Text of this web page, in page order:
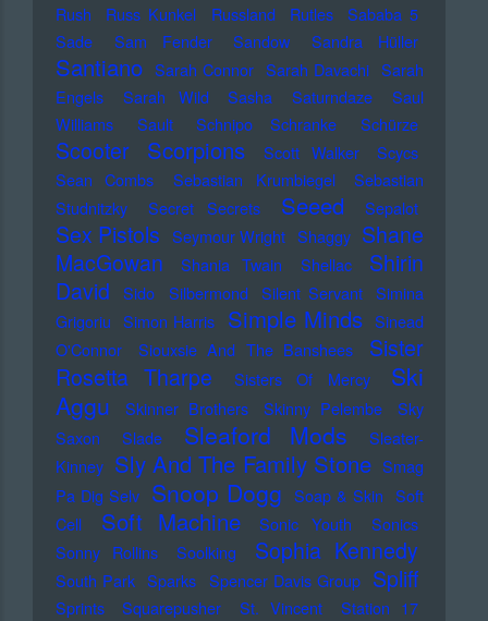
Rush
Russ Kunkel Russland Rutles
Sababa 5
Sade
Sam Fender Sandow Sandra Hüller
Santiano Sarah Connor Sarah Davachi Sarah
Engels
Sarah Wild Sasha Saturndaze
Saul
Williams
Sault Schnipo Schranke Schürze
Scooter Scorpions Scott Walker
Scycs
Sean Combs
Sebastian Krumbiegel
Sebastian
Studnitzky
Secret Secrets Seeed Sepalot
Sex Pistols Seymour Wright Shaggy Shane
MacGowan
Shania Twain Shellac
Shirin
David
Sido Silbermond Silent Servant Simina
Grigoriu Simon Harris Simple Minds Sinead
O'Connor
Siouxsie And The Banshees
Sister
Rosetta Tharpe
Sisters Of Mercy
Ski
Aggu
Skinner Brothers Skinny Pelembe
Sky
Saxon
Slade Sleaford Mods
Sleater-
Kinney Sly And The Family Stone Smag
Pa Dig Selv Snoop Dogg Soap & Skin Soft
Cell
Soft Machine Sonic Youth
Sonics
Sonny Rollins
Soolking Sophia Kennedy
South Park Sparks Spencer Davis Group Spliff
Sprints Squarepusher St. Vincent
Station 17